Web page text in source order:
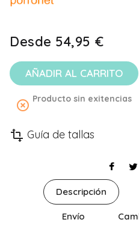
Desde 54,95 €
AÑADIR AL CARRITO
highlight_off Producto sin exitencias
transform Guía de tallas
Descripción
Envío